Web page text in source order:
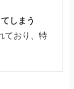
しまう
ており、特